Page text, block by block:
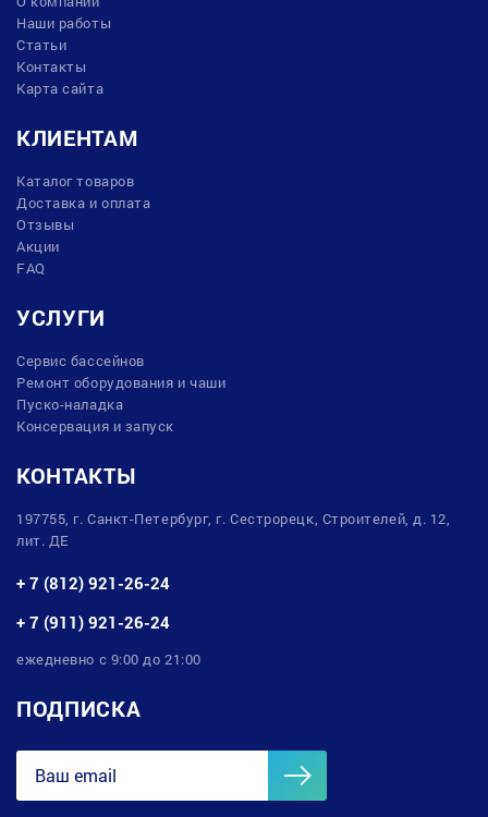
Наши работы
Статьи
Контакты
Карта сайта
КЛИЕНТАМ
Каталог товаров
Доставка и оплата
Отзывы
Акции
FAQ
УСЛУГИ
Сервис бассейнов
Ремонт оборудования и чаши
Пуско-наладка
Консервация и запуск
КОНТАКТЫ
197755, г. Санкт-Петербург, г. Сестрорецк, Строителей, д. 12,
лит. ДЕ
+ 7 (812) 921-26-24
+ 7 (911) 921-26-24
ежедневно с 9:00 до 21:00
ПОДПИСКА